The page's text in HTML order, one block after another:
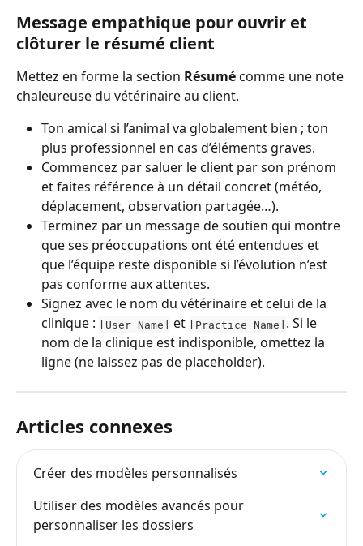
Message empathique pour ouvrir et
clôturer le résumé client
Mettez en forme la section Résumé comme une note
chaleureuse du vétérinaire au client.
Ton amical si l’animal va globalement bien ; ton
plus professionnel en cas d’éléments graves.
Commencez par saluer le client par son prénom
et faites référence à un détail concret (météo,
déplacement, observation partagée…).
Terminez par un message de soutien qui montre
que ses préoccupations ont été entendues et
que l’équipe reste disponible si l’évolution n’est
pas conforme aux attentes.
Signez avec le nom du vétérinaire et celui de la
clinique : [User Name] et [Practice Name] . Si le
nom de la clinique est indisponible, omettez la
ligne (ne laissez pas de placeholder).
Articles connexes
Créer des modèles personnalisés
Utiliser des modèles avancés pour
personnaliser les dossiers